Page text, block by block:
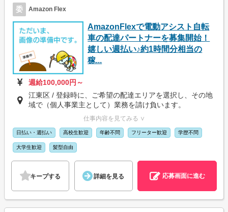
委 Amazon Flex
AmazonFlexで電動アシスト自転
車の配達パートナーを募集開始！
嬉しい週払い♪約1時間分相当の
稼...
週給100,000円～
江東区 / 登録時に、ご希望の配達エリアを選択し、その地
域で（個人事業主として）業務を請け負います。
仕事内容を見てみる ∨
日払い・週払い 高校生歓迎 年齢不問 フリーター歓迎 学歴不問
大学生歓迎 髪型自由
キープする 詳細を見る 応募画面に進む